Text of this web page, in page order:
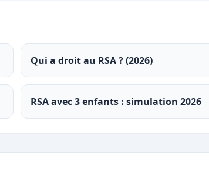
Qui a droit au RSA ? (2026)
RSA avec 3 enfants : simulation 2026